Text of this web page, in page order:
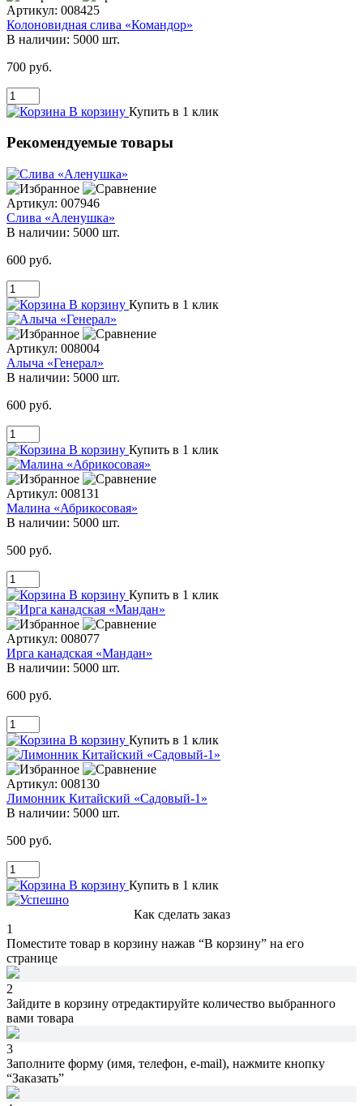
Артикул: 008425
Колоновидная слива «Командор»
В наличии: 5000 шт.
700 руб.
В корзину Купить в 1 клик
Рекомендуемые товары
Артикул: 007946
Слива «Аленушка»
В наличии: 5000 шт.
600 руб.
В корзину Купить в 1 клик
Артикул: 008004
Алыча «Генерал»
В наличии: 5000 шт.
600 руб.
В корзину Купить в 1 клик
Артикул: 008131
Малина «Абрикосовая»
В наличии: 5000 шт.
500 руб.
В корзину Купить в 1 клик
Артикул: 008077
Ирга канадская «Мандан»
В наличии: 5000 шт.
600 руб.
В корзину Купить в 1 клик
Артикул: 008130
Лимонник Китайский «Садовый-1»
В наличии: 5000 шт.
500 руб.
В корзину Купить в 1 клик
Как сделать заказ
1
Поместите товар в корзину нажав “В корзину” на его
странице
2
Зайдите в корзину отредактируйте количество выбранного
вами товара
3
Заполните форму (имя, телефон, e-mail), нажмите кнопку
“Заказать”